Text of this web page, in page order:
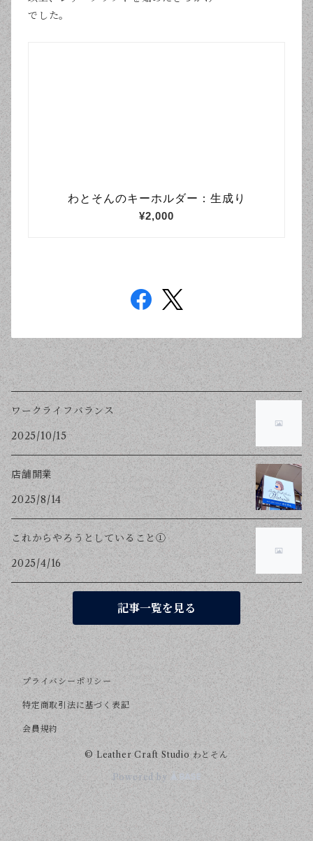
でした。
ワークライフバランス
2025/10/15
店舗開業
2025/8/14
これからやろうとしていること①
2025/4/16
記事一覧を見る
プライバシーポリシー
特定商取引法に基づく表記
会員規約
© Leather Craft Studio わとそん
Powered by